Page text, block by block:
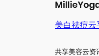
美白祛痘云
共享美容云资